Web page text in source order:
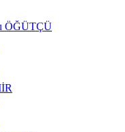
ÖĞÜTÇÜ